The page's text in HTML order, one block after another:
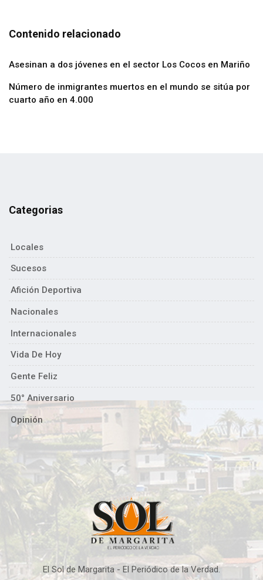
Contenido relacionado
Asesinan a dos jóvenes en el sector Los Cocos en Mariño
Número de inmigrantes muertos en el mundo se sitúa por
cuarto año en 4.000
Categorias
Locales
Sucesos
Afición Deportiva
Nacionales
Internacionales
Vida De Hoy
Gente Feliz
50° Aniversario
Opinión
El Sol de Margarita - El Periódico de la Verdad.